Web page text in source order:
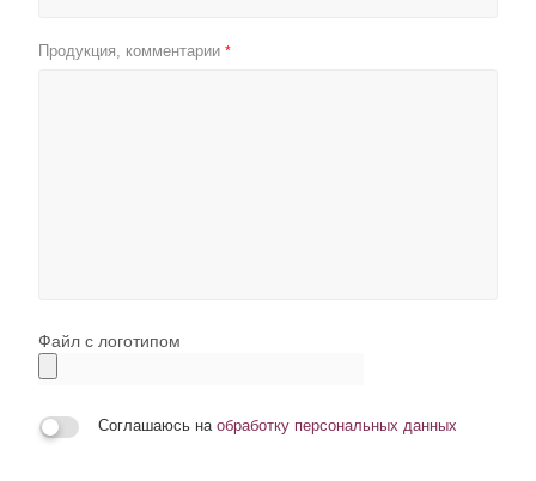
Продукция, комментарии *
Файл с логотипом
Соглашаюсь на обработку персональных данных